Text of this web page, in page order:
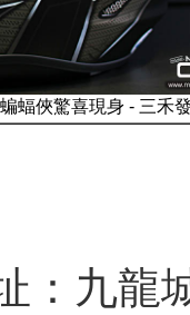
蝙蝠俠驚喜現身 - 三禾
：九龍